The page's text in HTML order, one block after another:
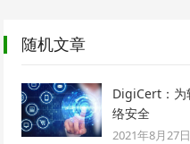
随机文章
DigiCert：为
络安全
2021年8月27日